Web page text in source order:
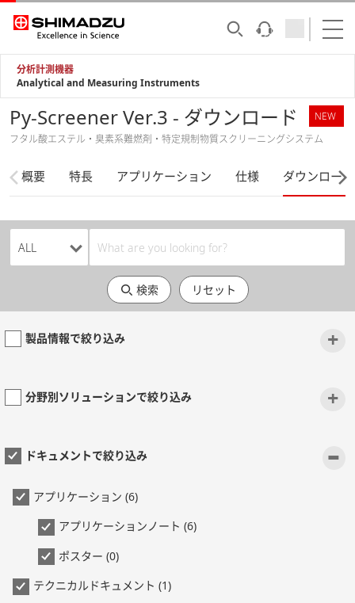
分析計測機器
Analytical and Measuring Instruments
Py-Screener Ver.3 - ダウンロード
NEW
フタル酸エステル・臭素系難燃剤・特定規制物質スクリーニングシステム
概要 特長 アプリケーション 仕様 ダウンロード
検索 リセット
製品情報で絞り込み +
分野別ソリューションで絞り込み +
ドキュメントで絞り込み -
アプリケーション (6)
アプリケーションノート (6)
ポスター (0)
テクニカルドキュメント (1)